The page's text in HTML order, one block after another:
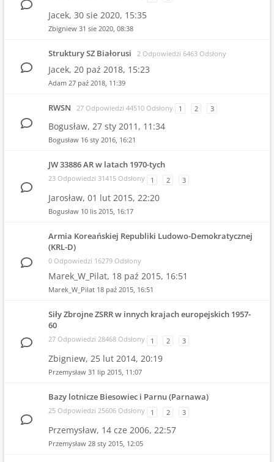
Jacek, 30 sie 2020, 15:35
Zbigniew 31 sie 2020, 08:38
Struktury SZ Białorusi 2 Odpowiedzi 6463 Odsłony
Jacek, 20 paź 2018, 15:23
Adam 27 paź 2018, 11:39
RWSN 27 Odpowiedzi 44510 Odsłony 1 2 3
Bogusław, 27 sty 2011, 11:34
Bogusław 16 sty 2016, 16:21
JW 33886 AR w latach 1970-tych
23 Odpowiedzi 31415 Odsłony 1 2 3
Jarosław, 01 lut 2015, 22:20
Bogusław 10 lis 2015, 16:17
Armia Koreańskiej Republiki Ludowo-Demokratycznej
(KRL-D)
0 Odpowiedzi 16279 Odsłony
Marek_W_Pilat, 18 paź 2015, 16:51
Marek_W_Pilat 18 paź 2015, 16:51
Siły Zbrojne ZSRR w innych krajach europejskich 1957-
60
27 Odpowiedzi 28468 Odsłony 1 2 3
Zbigniew, 25 lut 2014, 20:19
Przemysław 31 lip 2015, 11:07
Bazy lotnicze Biesowiec i Parnu (Parnawa)
25 Odpowiedzi 25606 Odsłony 1 2 3
Przemysław, 14 cze 2006, 22:57
Przemysław 28 sty 2015, 12:05